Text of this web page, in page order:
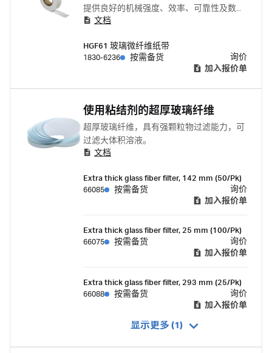
提供良好的机械强度、效率、可靠性及数据
一致性。
文档
HGF61 玻璃微纤维纸带
1830-6236
按需备货
询价
加入报价单
使用粘结剂的超厚玻璃纤维
超厚玻璃纤维，具有强颗粒物过滤能力，可
过滤大体积溶液。
文档
Extra thick glass fiber filter, 142 mm (50/Pk)
66085
按需备货
询价
加入报价单
Extra thick glass fiber filter, 25 mm (100/Pk)
66075
按需备货
询价
加入报价单
Extra thick glass fiber filter, 293 mm (25/Pk)
66088
按需备货
询价
加入报价单
显示更多 (1)